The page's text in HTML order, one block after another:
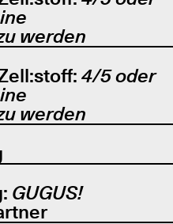
werden
4/5 oder
werden
GUGUS!